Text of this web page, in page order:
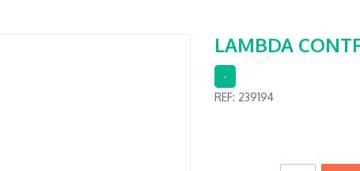
LAMBDA
-
REF: 239194